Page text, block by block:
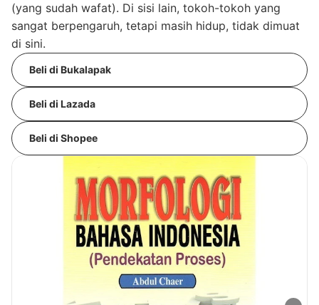
(yang sudah wafat). Di sisi lain, tokoh-tokoh yang
sangat berpengaruh, tetapi masih hidup, tidak dimuat
di sini.
Beli di Bukalapak
Beli di Lazada
Beli di Shopee